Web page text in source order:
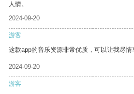
人情。
2024-09-20
游客
这款app的音乐资源非常优质，可以让我尽情
2024-09-20
游客